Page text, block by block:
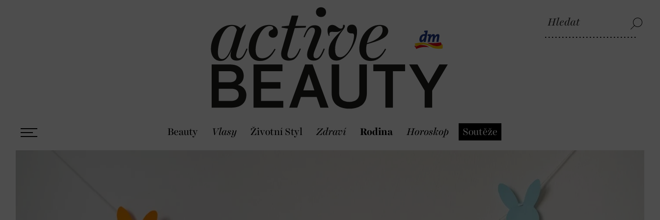
Beauty Vlasy Životní Styl Zdraví Rodina Horoskop Soutěže